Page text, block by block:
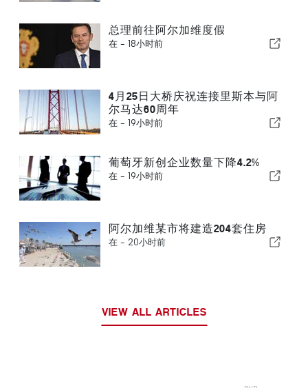
总理前往阿尔加维度假
在 - 18小时前
4月25日大桥庆祝连接里斯本与阿
尔马达60周年
在 - 19小时前
葡萄牙新创企业数量下降4.2%
在 - 19小时前
阿尔加维某市将建造204套住房
在 - 20小时前
VIEW ALL ARTICLES